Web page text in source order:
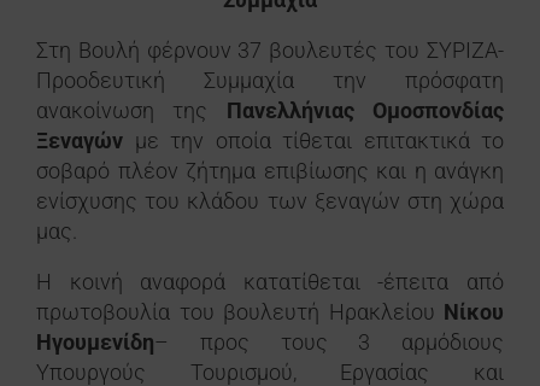
Στη Βουλή φέρνουν 37 βουλευτές του ΣΥΡΙΖΑ-
Προοδευτική Συμμαχία την πρόσφατη
ανακοίνωση της Πανελλήνιας Ομοσπονδίας
Ξεναγών με την οποία τίθεται επιτακτικά το
σοβαρό πλέον ζήτημα επιβίωσης και η ανάγκη
ενίσχυσης του κλάδου των ξεναγών στη χώρα
μας.
Η κοινή αναφορά κατατίθεται -έπειτα από
πρωτοβουλία του βουλευτή Ηρακλείου Νίκου
Ηγουμενίδη– προς τους 3 αρμόδιους
Υπουργούς Τουρισμού, Εργασίας και